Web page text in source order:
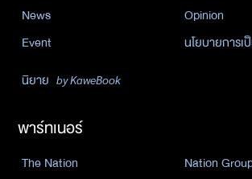
News
Opinion
Event
นโยบายการ
นิยาย by KaweBook
พาร์ทเนอร์
The Nation
Nation